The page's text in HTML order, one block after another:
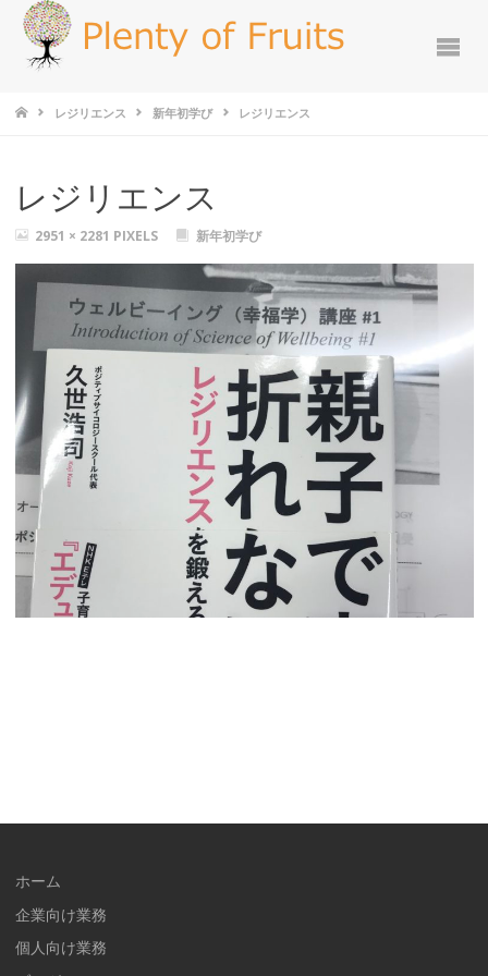
レジリエンス 新年初学び レジリエンス
レジリエンス
2951 × 2281 PIXELS 新年初学び
ホーム
企業向け業務
個人向け業務